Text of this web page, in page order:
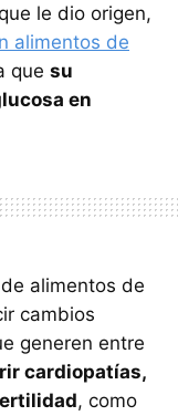
le dio origen,
alimentos de
que su
en
alimentos de
cambios
generen entre
cardiopatías,
, como